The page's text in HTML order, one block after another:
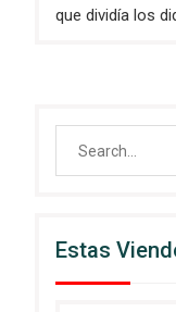
que dividía los
Estas